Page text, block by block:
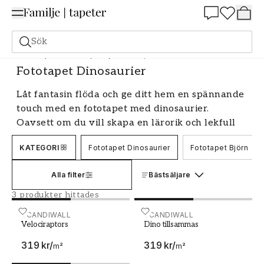
Sök
Fototapeter Fototapet Djur Fototapet Dinosaurier
Fototapet Dinosaurier
Låt fantasin flöda och ge ditt hem en spännande
touch med en fototapet med dinosaurier.
Oavsett om du vill skapa en lärorik och lekfull
miljö i barnrummet eller ge vardagsrummet en
unik och tydlig blickfång, har vi ett brett utbud
förhistoriska varelser. Upptäck hur en fondtapet
med dinosaurier kan förvandla ditt rum och ge
det en helt ny dimension.
En resa tillbaka i tiden med en
fototapet dinosaurier
KATEGORI Fototapet Dinosaurier Fototapet Björn
Alla filter Bästsäljare
3 produkter hittades
SCANDIWALL
Velociraptors
319 kr/m²
Velociraptors SCANDIWALL
Dino tillsammas
319 kr/m²
Dino tillsammas